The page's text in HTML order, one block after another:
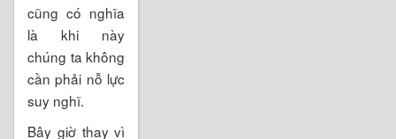
cũng có nghĩa
là khi này
chúng ta không
cần phải nỗ lực
suy nghĩ.
Bây giờ thay vì